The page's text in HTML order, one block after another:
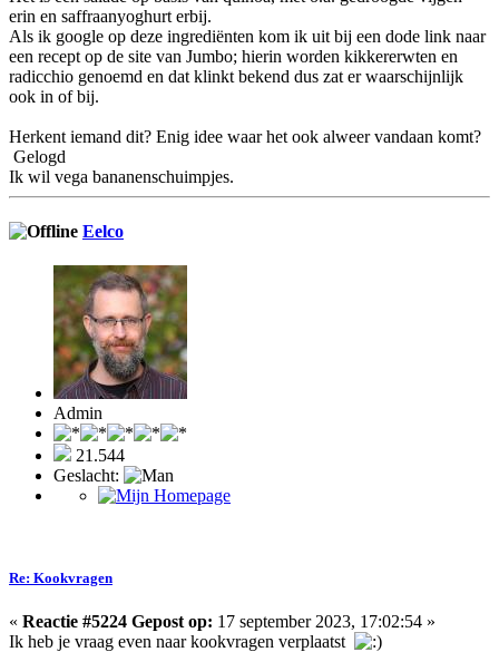
erin en saffraanyoghurt erbij.
Als ik google op deze ingrediënten kom ik uit bij een dode link naar
een recept op de site van Jumbo; hierin worden kikkererwten en
radicchio genoemd en dat klinkt bekend dus zat er waarschijnlijk
ook in of bij.
Herkent iemand dit? Enig idee waar het ook alweer vandaan komt?
Gelogd
Ik wil vega bananenschuimpjes.
Eelco
Admin
21.544
Geslacht:
Re: Kookvragen
« Reactie #5224 Gepost op: 17 september 2023, 17:02:54 »
Ik heb je vraag even naar kookvragen verplaatst